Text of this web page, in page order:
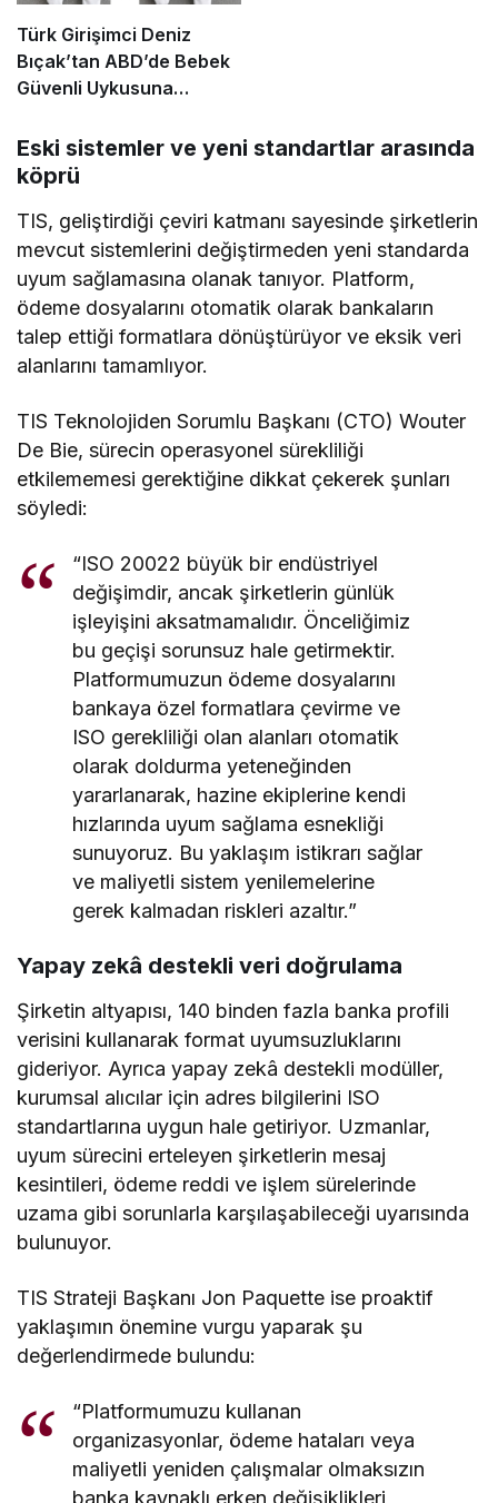
Türk Girişimci Deniz
Bıçak’tan ABD’de Bebek
Güvenli Uykusuna
Eski sistemler ve yeni standartlar arasında
köprü
TIS, geliştirdiği çeviri katmanı sayesinde şirketlerin
mevcut sistemlerini değiştirmeden yeni standarda
uyum sağlamasına olanak tanıyor. Platform,
ödeme dosyalarını otomatik olarak bankaların
talep ettiği formatlara dönüştürüyor ve eksik veri
alanlarını tamamlıyor.
TIS Teknolojiden Sorumlu Başkanı (CTO) Wouter
De Bie, sürecin operasyonel sürekliliği
etkilememesi gerektiğine dikkat çekerek şunları
söyledi:
“ISO 20022 büyük bir endüstriyel
değişimdir, ancak şirketlerin günlük
işleyişini aksatmamalıdır. Önceliğimiz
bu geçişi sorunsuz hale getirmektir.
Platformumuzun ödeme dosyalarını
bankaya özel formatlara çevirme ve
ISO gerekliliği olan alanları otomatik
olarak doldurma yeteneğinden
yararlanarak, hazine ekiplerine kendi
hızlarında uyum sağlama esnekliği
sunuyoruz. Bu yaklaşım istikrarı sağlar
ve maliyetli sistem yenilemelerine
gerek kalmadan riskleri azaltır.”
Yapay zekâ destekli veri doğrulama
Şirketin altyapısı, 140 binden fazla banka profili
verisini kullanarak format uyumsuzluklarını
gideriyor. Ayrıca yapay zekâ destekli modüller,
kurumsal alıcılar için adres bilgilerini ISO
standartlarına uygun hale getiriyor. Uzmanlar,
uyum sürecini erteleyen şirketlerin mesaj
kesintileri, ödeme reddi ve işlem sürelerinde
uzama gibi sorunlarla karşılaşabileceği uyarısında
bulunuyor.
TIS Strateji Başkanı Jon Paquette ise proaktif
yaklaşımın önemine vurgu yaparak şu
değerlendirmede bulundu:
“Platformumuzu kullanan
organizasyonlar, ödeme hataları veya
maliyetli yeniden çalışmalar olmaksızın
banka kaynaklı erken değişiklikleri